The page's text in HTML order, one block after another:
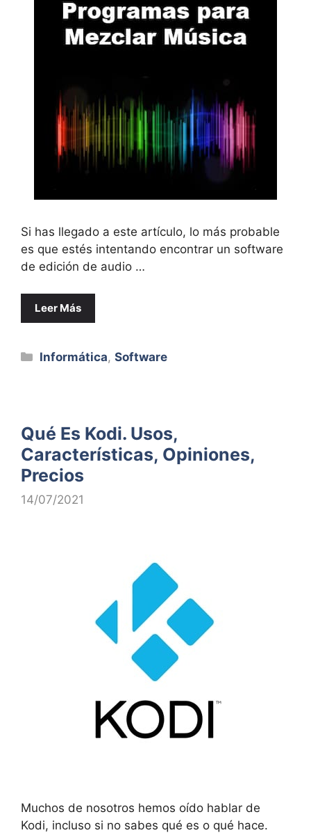
Si has llegado a este artículo, lo más probable
es que estés intentando encontrar un software
de edición de audio …
Leer Más
Categorías
Informática,Software
Qué Es Kodi. Usos,
Características, Opiniones,
Precios
14/07/2021
Muchos de nosotros hemos oído hablar de
Kodi, incluso si no sabes qué es o qué hace.